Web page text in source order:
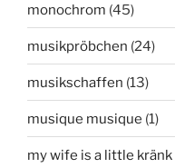
monochrom (45)
musikpröbchen (24)
musikschaffen (13)
musique musique (1)
my wife is a little kränk